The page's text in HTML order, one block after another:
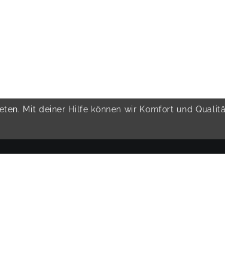
Mit deiner Hilfe können wir Komfort und